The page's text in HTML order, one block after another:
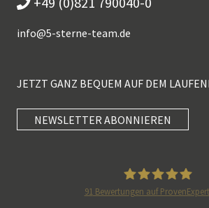
info@5-sterne-team.de
JETZT GANZ BEQUEM AUF DEM
NEWSLETTER ABONNIEREN
91 Bewertungen aufSEHR GUT